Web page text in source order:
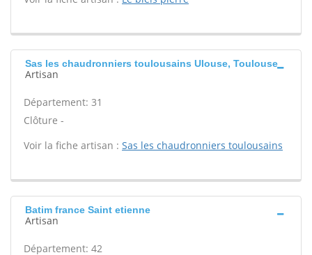
Sas les chaudronniers toulousains Ulouse, Toulouse
Artisan
Département: 31
Clôture -
Voir la fiche artisan : Sas les chaudronniers toulousains
Batim france Saint etienne
Artisan
Département: 42